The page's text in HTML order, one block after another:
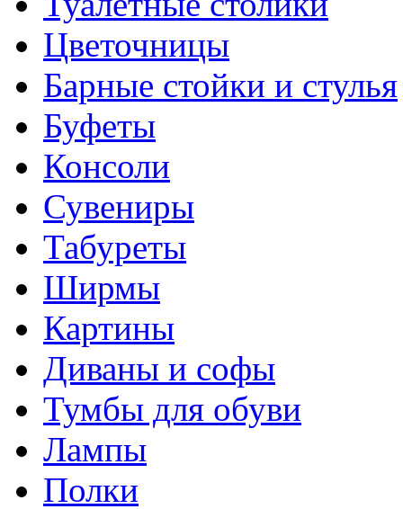
Цветочницы
Барные стойки и стулья
Буфеты
Консоли
Сувениры
Табуреты
Ширмы
Картины
Диваны и софы
Тумбы для обуви
Лампы
Полки